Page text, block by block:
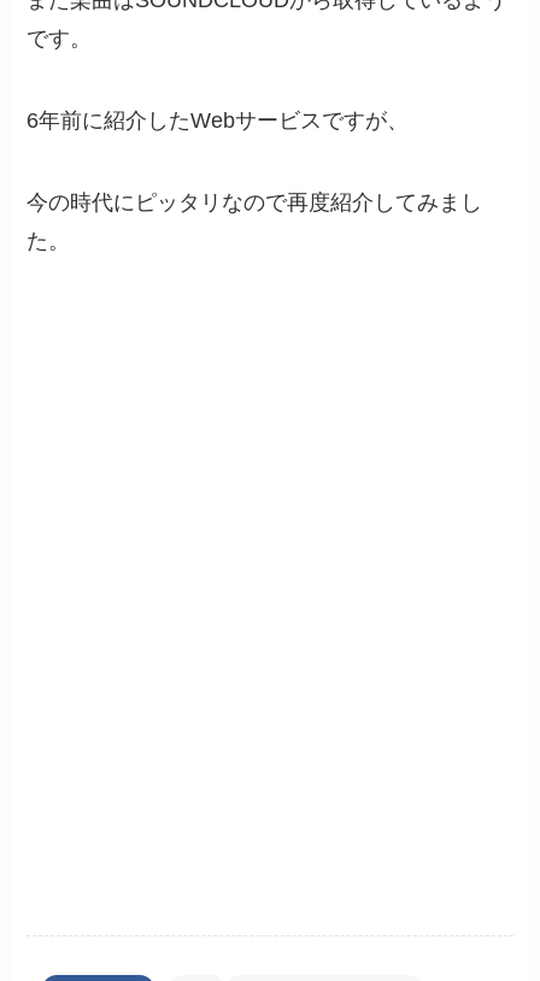
です。
6年前に紹介したWebサービスですが、
今の時代にピッタリなので再度紹介してみまし
た。